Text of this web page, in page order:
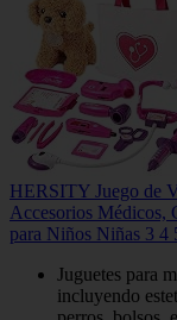
HERSITY Juego de
Accesorios Médicos,
para Niños Niñas 3 4
Juguetes para
incluyendo